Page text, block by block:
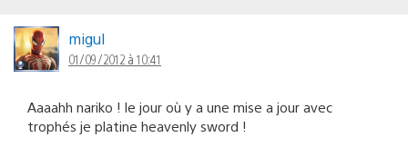
migul
01/09/2012 à 10:41
Aaaahh nariko ! le jour où y a une mise a jour avec
trophés je platine heavenly sword !